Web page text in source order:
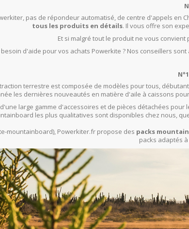
pas de répondeur automatisé, de centre d'appels en
tous les produits en détails. Il vous offre son
Et si malgré tout le produit ne vous
besoin d'aide pour vos achats Powerkite ? Nos conseillers
terrestre est composée de modèles pour tous,
les dernières nouveautés en matière d'aile à caissons
large gamme d'accessoires et de pièces détachées pour
les plus qualitatives sont disponibles chez nous,
mountainboard), Powerkiter.fr propose des packs
packs adaptés